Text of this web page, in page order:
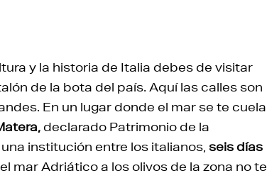
y la historia de Italia debes de visitar
de la bota del país. Aquí las calles son
En un lugar donde el mar se te cuela
declarado Patrimonio de la
institución entre los italianos, seis días
mar Adriático a los olivos de la zona no te